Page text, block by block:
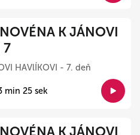
K JÁNOVI
7
HAVlÍKOVI - 7. deň
min 25 sek
K JÁNOVI